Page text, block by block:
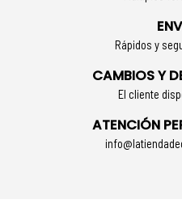
Rápidos y
CAMBIOS Y
El cliente
ATENCIÓN